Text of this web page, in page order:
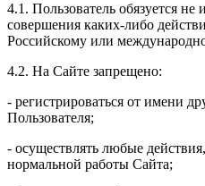
4.1. Пользователь обязуется не
совершения каких-либо
Российскому или
4.2. На Сайте запрещено:
- регистрироваться от имени
Пользователя;
- осуществлять любые
нормальной работы Сайта;